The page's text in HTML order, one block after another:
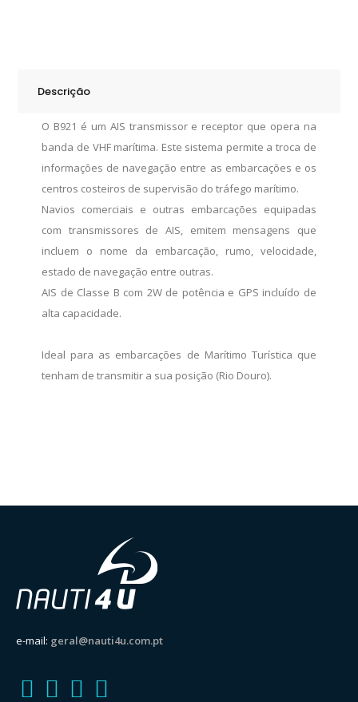
quantity
Descrição
O B921 é um AIS transmissor e receptor que opera na
banda de VHF marítima. Este sistema permite a troca de
informações de navegação entre as embarcações e os
centros costeiros de supervisão do tráfego marítimo.
Navios comerciais e outras embarcações equipadas
com transmissores de AIS, emitem mensagens que
incluem o nome da embarcação, rumo, velocidade,
estado de navegação entre outras.
AIS de Classe B com 2W de potência e GPS incluído de
alta capacidade.
Ideal para as embarcações de Marítimo Turística que
tenham de transmitir a sua posição (Rio Douro).
e-mail: geral@nauti4u.com.pt